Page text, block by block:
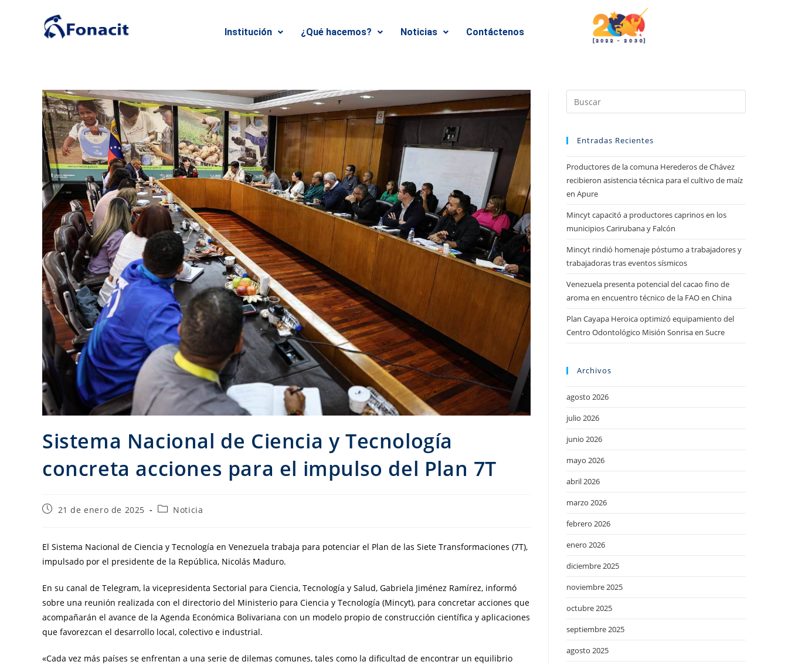
Institución ¿Qué hacemos? Noticias Contáctenos
Sistema Nacional de Ciencia y Tecnología
concreta acciones para el impulso del Plan 7T
21 de enero de 2025 Noticia
El Sistema Nacional de Ciencia y Tecnología en Venezuela trabaja para potenciar el Plan de las Siete Transformaciones (7T),
impulsado por el presidente de la República, Nicolás Maduro.
En su canal de Telegram, la vicepresidenta Sectorial para Ciencia, Tecnología y Salud, Gabriela Jiménez Ramírez, informó
sobre una reunión realizada con el directorio del Ministerio para Ciencia y Tecnología (Mincyt), para concretar acciones que
acompañarán el avance de la Agenda Económica Bolivariana con un modelo propio de construcción científica y aplicaciones
que favorezcan el desarrollo local, colectivo e industrial.
«Cada vez más países se enfrentan a una serie de dilemas comunes, tales como la dificultad de encontrar un equilibrio
Entradas Recientes
Productores de la comuna Herederos de Chávez
recibieron asistencia técnica para el cultivo de maíz
en Apure
Mincyt capacitó a productores caprinos en los
municipios Carirubana y Falcón
Mincyt rindió homenaje póstumo a trabajadores y
trabajadoras tras eventos sísmicos
Venezuela presenta potencial del cacao fino de
aroma en encuentro técnico de la FAO en China
Plan Cayapa Heroica optimizó equipamiento del
Centro Odontológico Misión Sonrisa en Sucre
Archivos
agosto 2026
julio 2026
junio 2026
mayo 2026
abril 2026
marzo 2026
febrero 2026
enero 2026
diciembre 2025
noviembre 2025
octubre 2025
septiembre 2025
agosto 2025